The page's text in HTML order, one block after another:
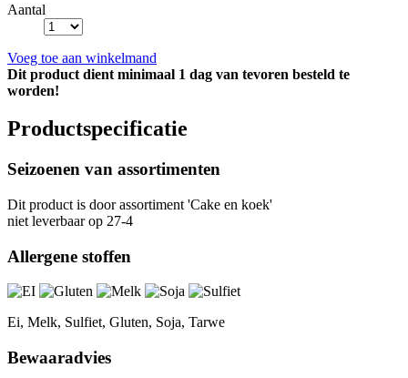
Aantal
Voeg toe aan winkelmand
Dit product dient minimaal 1 dag van tevoren besteld te
worden!
Productspecificatie
Seizoenen van assortimenten
Dit product is door assortiment 'Cake en koek'
niet leverbaar op 27-4
Allergene stoffen
Ei, Melk, Sulfiet, Gluten, Soja, Tarwe
Bewaaradvies